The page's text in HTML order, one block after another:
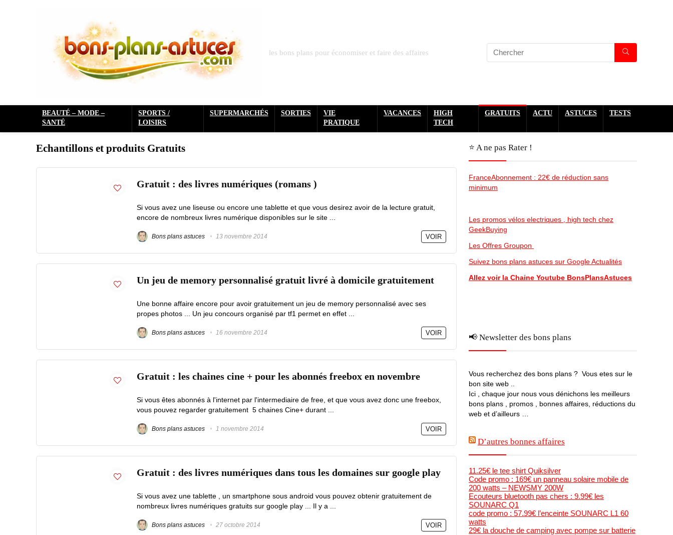
les bons plans pour économiser et faire des affaires
BEAUTÉ – MODE –
SANTÉ
SPORTS /
LOISIRS
SUPERMARCHÉS SORTIES
VIE
PRATIQUE
VACANCES
HIGH
TECH
GRATUITS ACTU ASTUCES TESTS
Echantillons et produits Gratuits
Gratuit : des livres numériques (romans )
Si vous avez une liseuse ou encore une tablette et que vous desirez avoir de la lecture gratuit,
encore de nombreux livres numérique disponibles sur le site ...
Bons plans astuces 13 novembre 2014 VOIR
Un jeu de memory personnalisé gratuit livré à domicile gratuitement
Une bonne affaire encore pour avoir gratuitement un jeu de memory personnalisé avec ses
propes photos ... Un jeu concours organisé par tf1 permet en effet ...
Bons plans astuces 16 novembre 2014 VOIR
Gratuit : les chaines cine + pour les abonnés freebox en novembre
Si vous êtes abonnés à l'internet par l'intermediaire de free, et que vous avez donc une freebox,
vous pouvez regarder gratuitement 5 chaines Cine+ durant ...
Bons plans astuces 1 novembre 2014 VOIR
Gratuit : des livres numériques dans tous les domaines sur google play
Si vous avez une tablette , un smartphone sous android vous pouvez obtenir gratuitement de
nombreux livres numériques gratuits sur google play ... Il y a ...
Bons plans astuces 27 octobre 2014 VOIR
⭐️ A ne pas Rater !
FranceAbonnement : 22€ de réduction sans
minimum
Les promos vélos electriques , high tech chez
GeekBuying
Les Offres Groupon
Suivez bons plans astuces sur Google Actualités
Allez voir la Chaine Youtube BonsPlansAstuces
📢 Newsletter des bons plans
Vous recherchez des bons plans ? Vous etes sur le
bon site web ..
Ici , chaque jour nous vous dénichons les meilleurs
bons plans , promos , bonnes affaires, réductions du
web et d’ailleurs …
D’autres bonnes affaires
11.25€ le tee shirt Quiksilver
Code promo : 169€ un panneau solaire mobile de
200 watts – NEWSMY 200W
Ecouteurs bluetooth pas chers : 9.99€ les
SOUNARC Q1
code promo : 57.99€ l’enceinte SOUNARC L1 60
watts
29€ la douche de camping avec pompe sur batterie